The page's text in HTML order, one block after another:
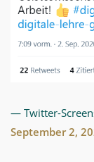
— Twitter-
September 2,